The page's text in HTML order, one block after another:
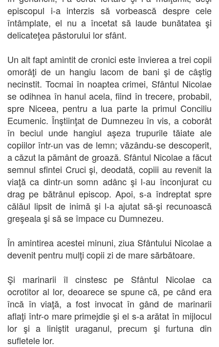
episcopul i-a interzis să vorbească despre cele
întâmplate, el nu a încetat să laude bunătatea şi
delicateţea păstorului lor sfânt.
Un alt fapt amintit de cronici este învierea a trei copii
omorâţi de un hangiu lacom de bani şi de câştig
necinstit. Tocmai în noaptea crimei, Sfântul Nicolae
se odihnea în hanul acela, fiind în trecere, probabil,
spre Niceea, pentru a lua parte la primul Conciliu
Ecumenic. Înştiinţat de Dumnezeu în vis, a coborât
în beciul unde hangiul aşeza trupurile tăiate ale
copiilor într-un vas de lemn; văzându-se descoperit,
a căzut la pământ de groază. Sfântul Nicolae a făcut
semnul sfintei Cruci şi, deodată, copiii au revenit la
viaţă ca dintr-un somn adânc şi l-au înconjurat cu
drag pe bătrânul episcop. Apoi, s-a îndreptat spre
călăul lipsit de inimă şi l-a ajutat să-şi recunoască
greşeala şi să se împace cu Dumnezeu.
În amintirea acestei minuni, ziua Sfântului Nicolae a
devenit pentru mulţi copii zi de mare sărbătoare.
Şi marinarii îl cinstesc pe Sfântul Nicolae ca
ocrotitor al lor, deoarece se spune că, pe când era
încă în viaţă, a fost invocat în gând de marinarii
aflaţi într-o mare primejdie şi el s-a arătat în mijlocul
lor şi a liniştit uraganul, precum şi furtuna din
sufletele lor.